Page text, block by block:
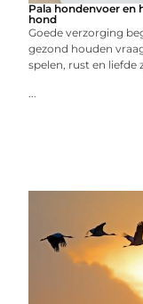
Pala hondenvoer en
hond
Goede verzorging
gezond houden
spelen, rust en liefde
...